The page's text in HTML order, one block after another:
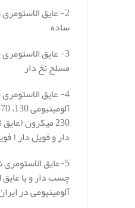
2- عایق
ساده
3- عایق
مسلح نخ دار
4- عایق
230 میکرون
دار و فویل دار (
5-عایق
چسب دار و یا
آلومینیومی در